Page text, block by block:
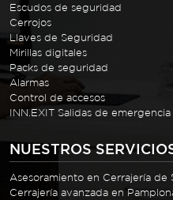
Escudos de seguridad
Cerrojos
Llaves de Seguridad
Mirillas digitales
Packs de seguridad
Alarmas
Control de accesos
INN.EXIT Salidas de emergencia
NUESTROS
Asesoramiento en Cerrajería de
Cerrajería avanzada en